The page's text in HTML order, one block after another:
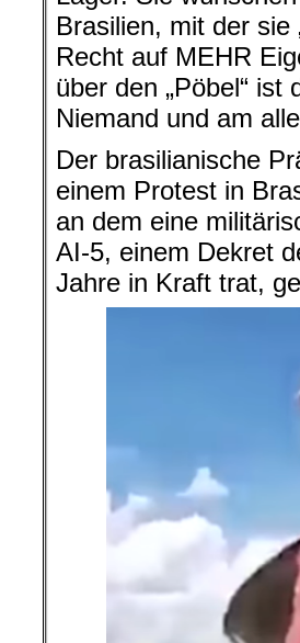
Brasilien, mit der sie
Recht auf MEHR
über den „Pöbel“
Niemand und am
Der brasilianische
einem Protest in
an dem eine
AI-5, einem Dekret
Jahre in Kraft trat,